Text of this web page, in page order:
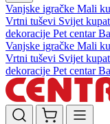
Vanjske igračke Mali
Vrtni tuševi Svijet
dekoracije Pet centar
Vanjske igračke Mali
Vrtni tuševi Svijet
dekoracije Pet centar